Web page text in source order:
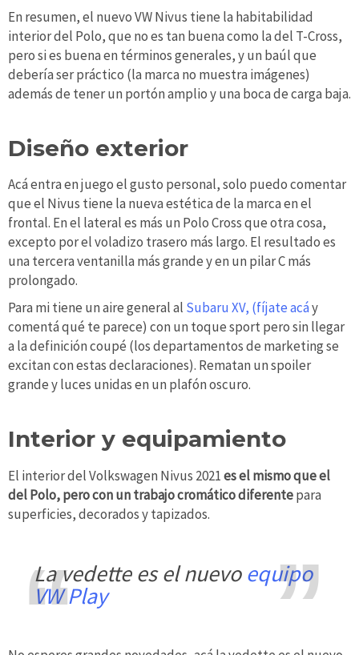
En resumen, el nuevo VW Nivus tiene la habitabilidad
interior del Polo, que no es tan buena como la del T-Cross,
pero si es buena en términos generales, y un baúl que
debería ser práctico (la marca no muestra imágenes)
además de tener un portón amplio y una boca de carga baja.
Diseño exterior
Acá entra en juego el gusto personal, solo puedo comentar
que el Nivus tiene la nueva estética de la marca en el
frontal. En el lateral es más un Polo Cross que otra cosa,
excepto por el voladizo trasero más largo. El resultado es
una tercera ventanilla más grande y en un pilar C más
prolongado.
Para mi tiene un aire general al Subaru XV, (fíjate acáy
comentá qué te parece) con un toque sport pero sin llegar
a la definición coupé (los departamentos de marketing se
excitan con estas declaraciones). Rematan un spoiler
grande y luces unidas en un plafón oscuro.
Interior y equipamiento
El interior del Volkswagen Nivus 2021es el mismo que el
del Polo, pero con un trabajo cromático diferentepara
superficies, decorados y tapizados.
la vedette es el nuevoequipo
VW Play